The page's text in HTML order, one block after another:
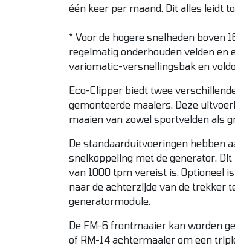
één keer per maand. Dit alles leidt
* Voor de hogere snelheden boven
regelmatig onderhouden velden en
variomatic-versnellingsbak en
Eco-Clipper biedt twee
gemonteerde maaiers. Deze
maaien van zowel sportvelden als
De standaarduitvoeringen hebben
snelkoppeling met de generator.
van 1000 tpm vereist is. Optioneel
naar de achterzijde van de trekker
generatormodule.
De FM-6 frontmaaier kan worden
of RM-14 achtermaaier om een